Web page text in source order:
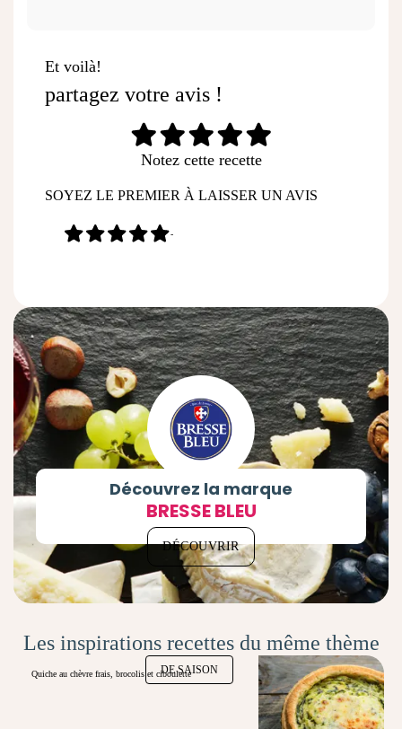
Et voilà!
partagez votre avis !
Notez cette recette
SOYEZ LE PREMIER À LAISSER UN AVIS
-
Découvrez la marque
BRESSE BLEU
DÉCOUVRIR
Les inspirations recettes du même thème
DE SAISON
Quiche au chèvre frais, brocolis et ciboulette